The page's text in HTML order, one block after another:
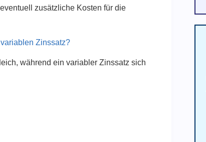
zusätzliche Kosten für die
Zinssatz?
während ein variabler Zinssatz sich